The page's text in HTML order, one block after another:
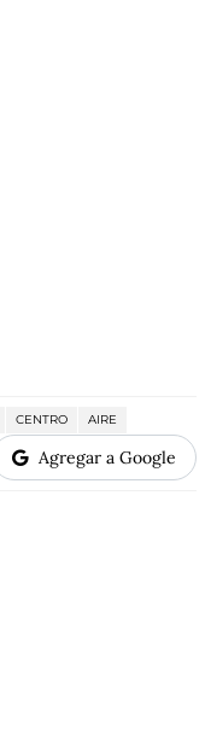
CENTRO AIRE
Agregar a Google